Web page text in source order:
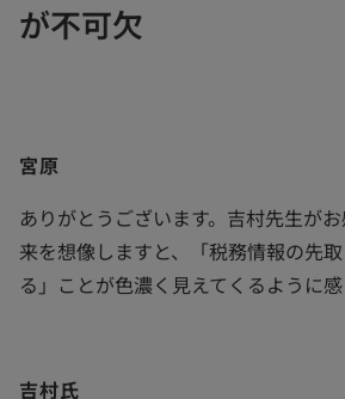
が不可欠
宮原
ありがとうございます。吉村先生が
来を想像しますと、「税務情報の先
る」ことが色濃く見えてくるように感
吉村氏